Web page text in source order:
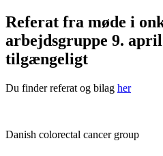
Referat fra møde i
arbejdsgruppe 9.
tilgængeligt
Du finder referat og bilag her
Danish colorectal cancer group